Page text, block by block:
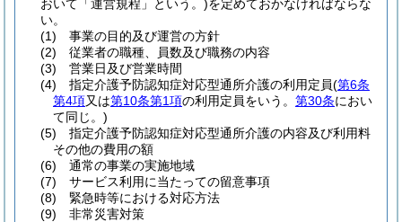
おいて「運営規程」という。)を定めておかなければならな
い。
(1)
事業の目的及び運営の方針
(2)
従業者の職種、員数及び職務の内容
(3)
営業日及び営業時間
(4)
指定介護予防認知症対応型通所介護の利用定員(第6条
第4項又は第10条第1項の利用定員をいう。 第30条におい
て同じ。)
(5)
指定介護予防認知症対応型通所介護の内容及び利用料
その他の費用の額
(6)
通常の事業の実施地域
(7)
サービス利用に当たっての留意事項
(8)
緊急時等における対応方法
(9)
非常災害対策